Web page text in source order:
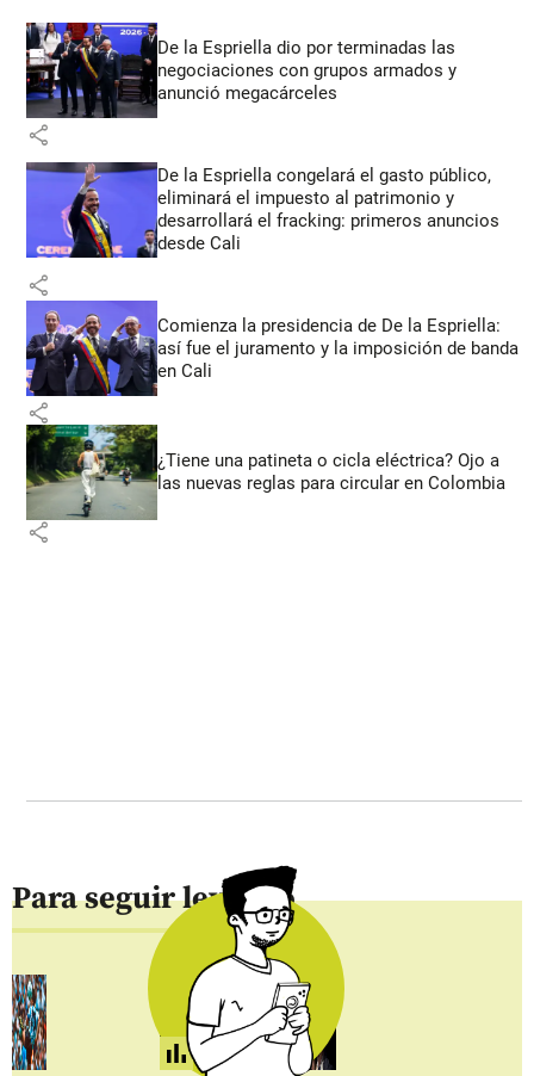
De la Espriella dio por terminadas las
negociaciones con grupos armados y
anunció megacárceles
share
De la Espriella congelará el gasto público,
eliminará el impuesto al patrimonio y
desarrollará el fracking: primeros anuncios
desde Cali
share
Comienza la presidencia de De la Espriella:
así fue el juramento y la imposición de banda
en Cali
share
¿Tiene una patineta o cicla eléctrica? Ojo a
las nuevas reglas para circular en Colombia
share
Para seguir leyendo